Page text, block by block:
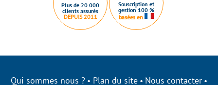
Plus de 20 000
clients assurés
DEPUIS 2011
Souscription et
gestion 100 %
basées en
Qui sommes nous ? Plan du site
Nous contacter